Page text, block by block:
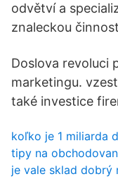
odvětví a
znaleckou
Doslova revoluci
marketingu.
také investice
koľko je 1 miliarda
tipy na
je vale sklad dobrý